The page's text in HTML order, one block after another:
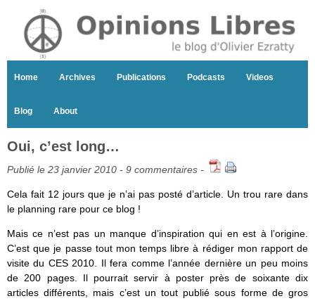
Home Archives Publications Podcasts Videos
Blog About
Oui, c’est long…
Publié le 23 janvier 2010 - 9 commentaires -
Cela fait 12 jours que je n’ai pas posté d’article. Un trou rare dans
le planning rare pour ce blog !
Mais ce n’est pas un manque d’inspiration qui en est à l’origine.
C’est que je passe tout mon temps libre à rédiger mon rapport de
visite du CES 2010. Il fera comme l’année dernière un peu moins
de 200 pages. Il pourrait servir à poster près de soixante dix
articles différents, mais c’est un tout publié sous forme de gros